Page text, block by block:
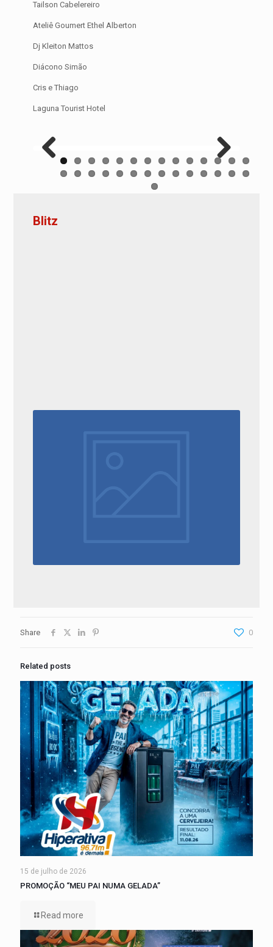
Tailson Cabelereiro
Ateliê Goumert Ethel Alberton
Dj Kleiton Mattos
Diácono Simão
Cris e Thiago
Laguna Tourist Hotel
Previous Next
Blitz
Share 0
Related posts
15 de julho de 2026
PROMOÇÃO “MEU PAI NUMA GELADA”
Read more